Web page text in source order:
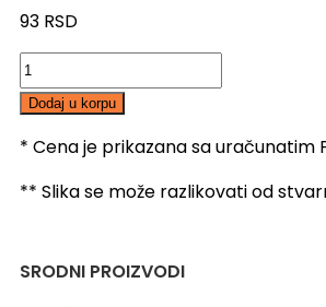
93 RSD
MS
poluspojnica
18-
1/2",
količina
Dodaj u korpu
* Cena je prikazana sa uračunatim
** Slika se može razlikovati od
SRODNI PROIZVODI